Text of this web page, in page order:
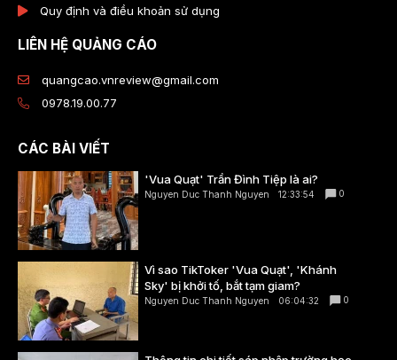
Quy định và điều khoản sử dụng
LIÊN HỆ QUẢNG CÁO
quangcao.vnreview@gmail.com
0978.19.00.77
CÁC BÀI VIẾT
'Vua Quạt' Trần Đình Tiệp là ai?
Nguyen Duc Thanh Nguyen 12:33:54 0
Vì sao TikToker 'Vua Quạt', 'Khánh
Sky' bị khởi tố, bắt tạm giam?
Nguyen Duc Thanh Nguyen 06:04:32 0